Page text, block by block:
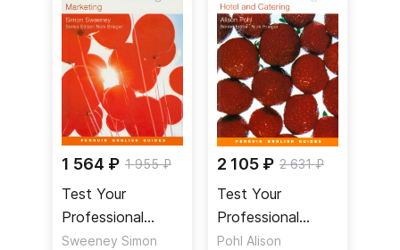
1 564 ₽ 1 955 ₽
Test Your
Professional
English. Marketing
Sweeney Simon
2 105 ₽ 2 631 ₽
Test Your
Professional
English. Hotel &
Pohl Alison